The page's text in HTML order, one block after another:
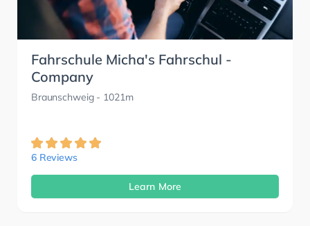
Fahrschule Micha's Fahrschul -
Company
Braunschweig- 1021m
6 Reviews
Learn More